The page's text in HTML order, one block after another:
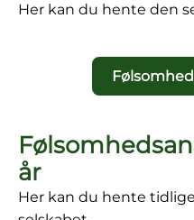
Her kan du hente den
år
Her kan du hente